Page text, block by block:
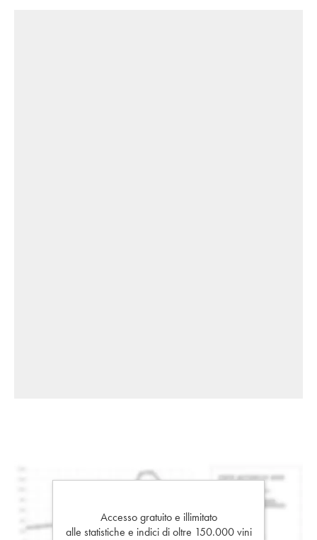
Accesso gratuito e illimitato
alle statistiche e indici di oltre 150.000 vini